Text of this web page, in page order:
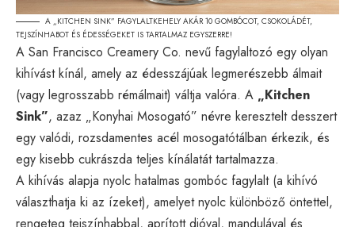
A „KITCHEN SINK” FAGYLALTKEHELY AKÁR 10 GOMBÓCOT, CSOKOLÁDÉT,
TEJSZÍNHABOT ÉS ÉDESSÉGEKET IS TARTALMAZ EGYSZERRE!
A San Francisco Creamery Co. nevű fagylaltozó egy olyan
kihívást kínál, amely az édesszájúak legmerészebb álmait
(vagy legrosszabb rémálmait) váltja valóra. A „Kitchen
Sink”, azaz „Konyhai Mosogató” névre keresztelt desszert
egy valódi, rozsdamentes acél mosogatótálban érkezik, és
egy kisebb cukrászda teljes kínálatát tartalmazza.
A kihívás alapja nyolc hatalmas gombóc fagylalt (a kihívó
választhatja ki az ízeket), amelyet nyolc különböző öntettel,
rengeteg tejszínhabbal, aprított dióval, mandulával és